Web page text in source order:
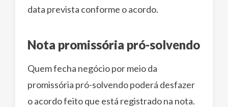
data prevista conforme o acordo.
Nota promissória pró-solvendo
Quem fecha negócio por meio da
promissória pró-solvendo poderá desfazer
o acordo feito que está registrado na nota.